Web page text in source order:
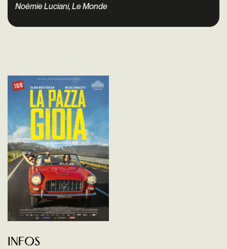
Noémie Luciani, Le Monde
Infos